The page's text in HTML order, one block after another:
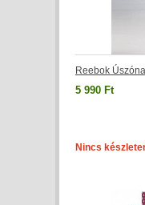
Reebok
5 990 Ft
Nincs